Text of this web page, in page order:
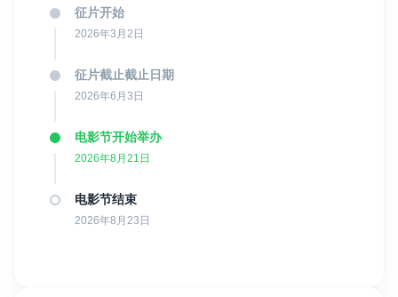
征片开始
2026年3月2日
征片截止截止日期
2026年6月3日
电影节开始举办
2026年8月21日
电影节结束
2026年8月23日